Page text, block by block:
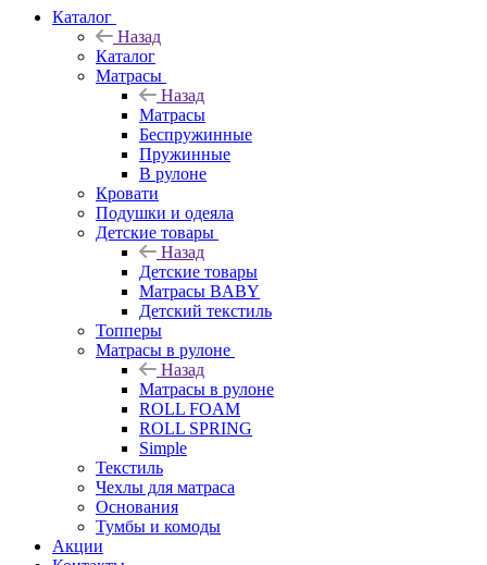
Каталог
Назад
Каталог
Матрасы
Назад
Матрасы
Беспружинные
Пружинные
В рулоне
Кровати
Подушки и одеяла
Детские товары
Назад
Детские товары
Матрасы BABY
Детский текстиль
Топперы
Матрасы в рулоне
Назад
Матрасы в рулоне
ROLL FOAM
ROLL SPRING
Simple
Текстиль
Чехлы для матраса
Основания
Тумбы и комоды
Акции